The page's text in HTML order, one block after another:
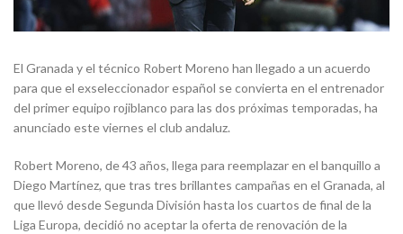
El Granada y el técnico Robert Moreno han llegado a un acuerdo
para que el exseleccionador español se convierta en el entrenador
del primer equipo rojiblanco para las dos próximas temporadas, ha
anunciado este viernes el club andaluz.
Robert Moreno, de 43 años, llega para reemplazar en el banquillo a
Diego Martínez, que tras tres brillantes campañas en el Granada, al
que llevó desde Segunda División hasta los cuartos de final de la
Liga Europa, decidió no aceptar la oferta de renovación de la